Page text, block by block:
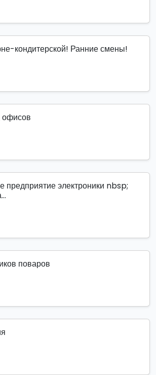
кондитерской! Ранние смены!
офисов
предприятие электроники nbsp;
поваров